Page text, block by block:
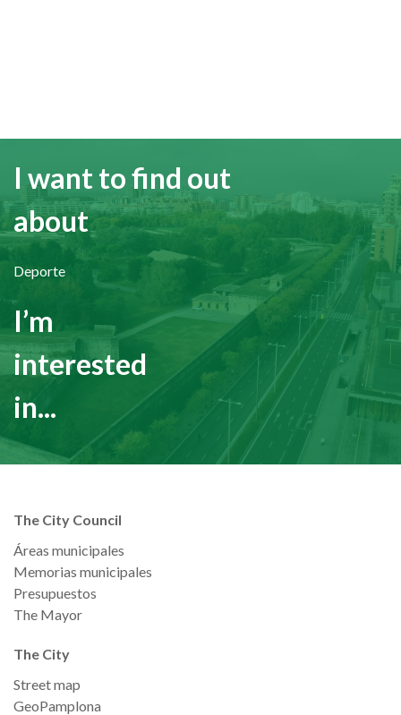
I want to find out
about
Deporte
I’m
interested
in...
The City Council
Áreas municipales
Memorias municipales
Presupuestos
The Mayor
The City
Street map
GeoPamplona